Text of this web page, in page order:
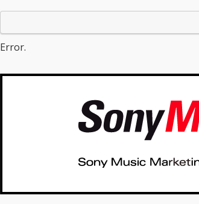
Error.